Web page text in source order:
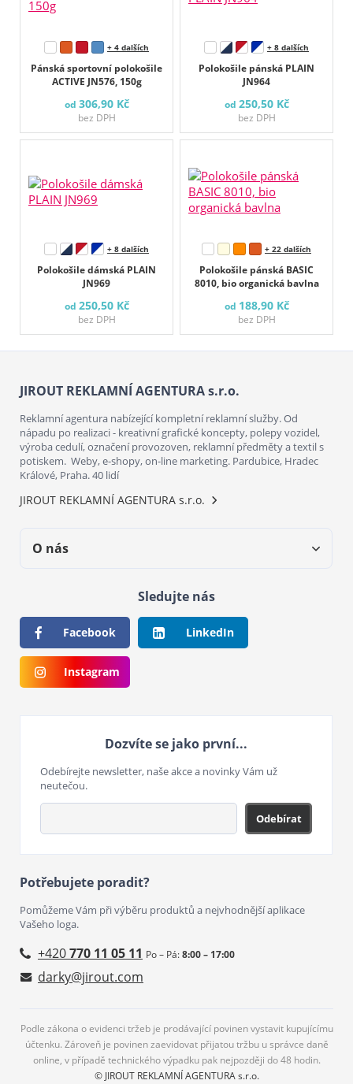
Pánská sportovní polokošile
ACTIVE JN576, 150g
+ 4 dalších
od 306,90 Kč
bez DPH
Polokošile pánská PLAIN
JN964
+ 8 dalších
od 250,50 Kč
bez DPH
Polokošile dámská PLAIN
JN969
+ 8 dalších
od 250,50 Kč
bez DPH
Polokošile pánská BASIC
8010, bio organická bavlna
+ 22 dalších
od 188,90 Kč
bez DPH
JIROUT REKLAMNÍ AGENTURA s.r.o.
Reklamní agentura nabízející kompletní reklamní služby. Od
nápadu po realizaci - kreativní grafické koncepty, polepy vozidel,
výroba cedulí, označení provozoven, reklamní předměty a textil s
potiskem. Weby, e-shopy, on-line marketing. Pardubice, Hradec
Králové, Praha. 40 lidí
JIROUT REKLAMNÍ AGENTURA s.r.o.
O nás
Sledujte nás
Facebook LinkedIn
Instagram
Dozvíte se jako první...
Odebírejte newsletter, naše akce a novinky Vám už
neutečou.
Odebírat
Potřebujete poradit?
Pomůžeme Vám při výběru produktů a nejvhodnější aplikace
Vašeho loga.
+420770 11 05 11 Po – Pá:8:00 – 17:00
darky@jirout.com
Podle zákona o evidenci tržeb je prodávající povinen vystavit kupujícímu
účtenku. Zároveň je povinen zaevidovat přijatou tržbu u správce daně
online, v případě technického výpadku pak nejpozději do 48 hodin.
© JIROUT REKLAMNÍ AGENTURA s.r.o.